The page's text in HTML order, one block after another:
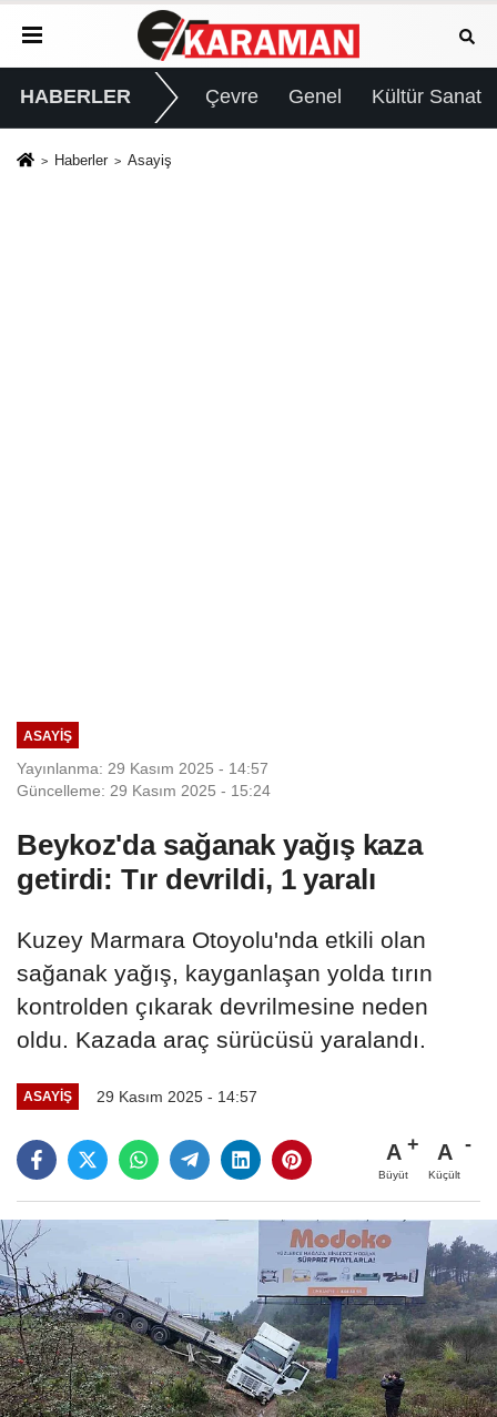
HABERLER Çevre Genel Kültür Sanat
Haberler Asayiş
ASAYIŞ
Yayınlanma: 29 Kasım 2025 - 14:57
Güncelleme: 29 Kasım 2025 - 15:24
Beykoz'da sağanak yağış kaza
getirdi: Tır devrildi, 1 yaralı
Kuzey Marmara Otoyolu'nda etkili olan
sağanak yağış, kayganlaşan yolda tırın
kontrolden çıkarak devrilmesine neden
oldu. Kazada araç sürücüsü yaralandı.
ASAYIŞ 29 Kasım 2025 - 14:57
A
Büyüt
A
Küçült